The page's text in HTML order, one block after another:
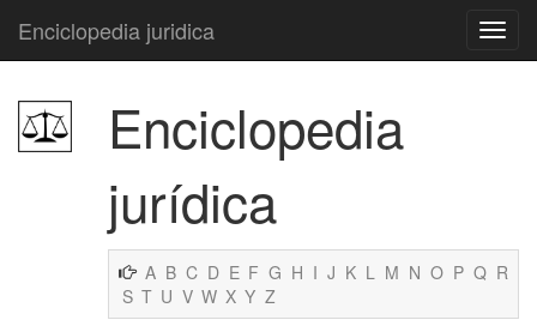
Enciclopedia juridica
Enciclopedia
jurídica
A B C D E F G H I J K L M N O P Q R
S T U V W X Y Z